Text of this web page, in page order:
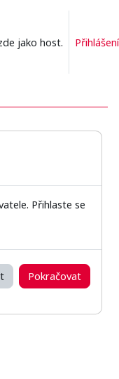
jako host. Přihlášení
Přihlaste se
Pokračovat